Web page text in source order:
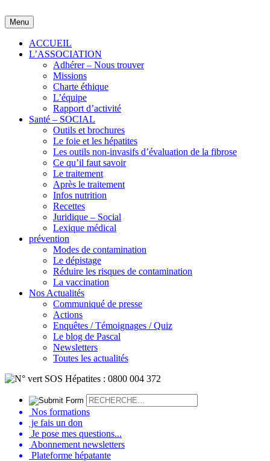
to
content
Menu
ACCUEIL
L’ASSOCIATION
Adhérer – Nous trouver
Missions
Charte éthique
L’équipe
Rapport d’activité
Santé – SOCIAL
Outils et brochures
Le foie et les hépatites
Les outils non-invasifs d’évaluation de la fibrose
Ce qu’il faut savoir
Le traitement
Après le traitement
Infos nutrition
Recettes
Juridique – Social
Lexique médical
prévention
Modes de contamination
Le dépistage
Réduire les risques de contamination
La vaccination
Nos Actualités
Communiqué de presse
Actions
Enquêtes / Témoignages / Quiz
Le blog de Pascal
Newsletters
Toutes les actualités
Nos formations
je fais un don
Je pose mes questions...
Abonnement newsletters
Plateforme hépatante